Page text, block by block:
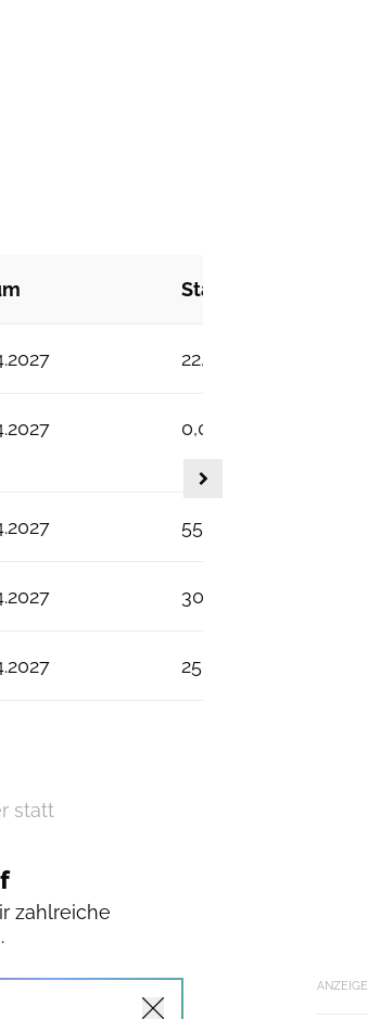
Startgebühr
22,00 - 29,00 CHF
0,00 - 18,00 CHF
55,00 CHF
30,00 - 41,00 CHF
25,00 - 38,00 CHF
statt
zahlreiche
ANZEIGE